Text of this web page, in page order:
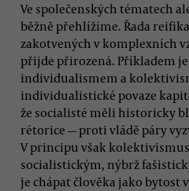
Ve společenských tématech
běžně přehlížíme. Řada
zakotvených v komplexních
přijde přirozená. Příkladem
individualismem a
individualistické povaze
že socialisté měli historicky
rétorice — proti vládě páry
V principu však
socialistickým, nýbrž
je chápat člověka jako bytost